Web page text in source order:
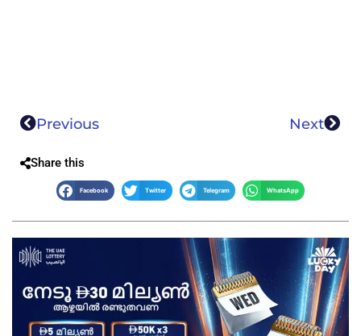
Previous Next
Share this
Facebook Twitter Telegram WhatsApp